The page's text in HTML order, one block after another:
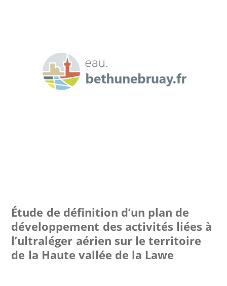
Étude de définition d’un plan de
développement des activités liées à
l’ultraléger aérien sur le territoire
de la Haute vallée de la Lawe